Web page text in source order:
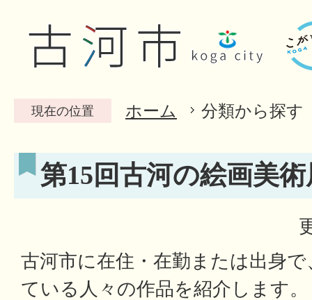
現在の位置 ホーム 分類から探す
第15回古河の絵画美術
古河市に在住・在勤または出身
ている人々の作品を紹介します。